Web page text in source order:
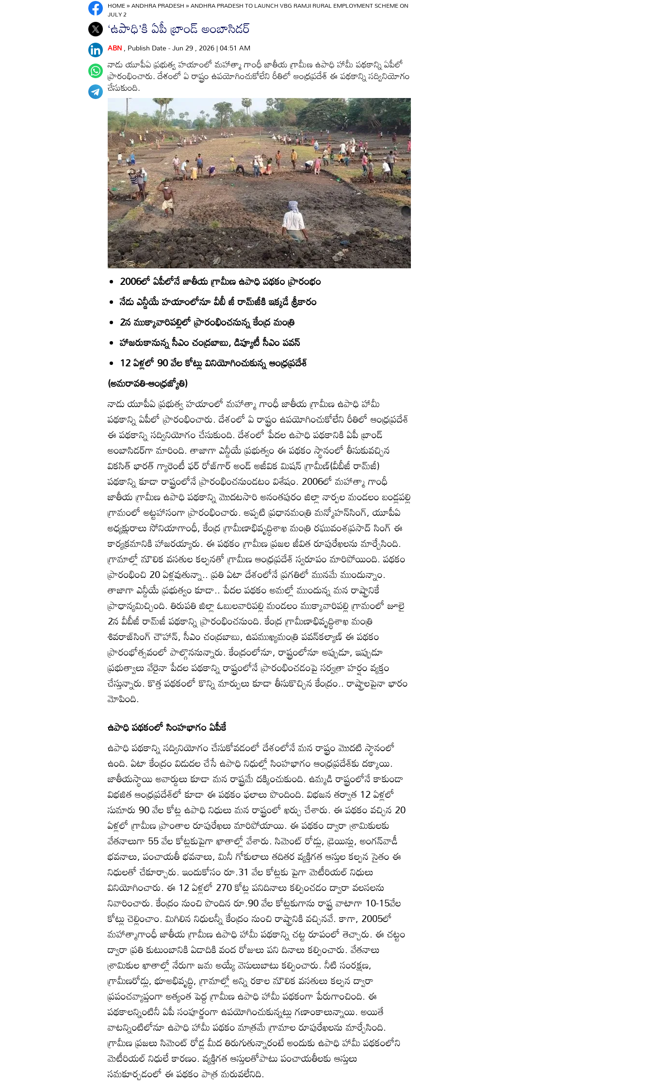
HOME»ANDHRA PRADESH»ANDHRA PRADESH TO LAUNCH VBG RAMJI RURAL EMPLOYMENT SCHEME ON
JULY 2
‘ఉపాధి’కి ఏపీ బ్రాండ్‌ అంబాసిడర్‌
ABN, Publish Date - Jun 29 , 2026 | 04:51 AM
నాడు యూపీఏ ప్రభుత్వ హయాంలో మహాత్మా గాంధీ జాతీయ గ్రామీణ ఉపాధి హామీ పథకాన్ని ఏపీలో
ప్రారంభించారు. దేశంలో ఏ రాష్ట్రం ఉపయోగించుకోలేని రీతిలో ఆంధ్రప్రదేశ్‌ ఈ పథకాన్ని సద్వినియోగం
చేసుకుంది.
2006లో ఏపీలోనే జాతీయ గ్రామీణ ఉపాధి పథకం ప్రారంభం
నేడు ఎన్డీయే హయాంలోనూ వీబీ జీ రామ్‌జీకి ఇక్కడే శ్రీకారం
2న ముక్కావారిపల్లిలో ప్రారంభించనున్న కేంద్ర మంత్రి
హాజరుకానున్న సీఎం చంద్రబాబు, డిప్యూటీ సీఎం పవన్‌
12 ఏళ్లలో 90 వేల కోట్లు వినియోగించుకున్న ఆంధ్రప్రదేశ్‌
(అమరావతి-ఆంధ్రజ్యోతి)
నాడు యూపీఏ ప్రభుత్వ హయాంలో మహాత్మా గాంధీ జాతీయ గ్రామీణ ఉపాధి హామీ
పథకాన్ని ఏపీలో ప్రారంభించారు. దేశంలో ఏ రాష్ట్రం ఉపయోగించుకోలేని రీతిలో ఆంధ్రప్రదేశ్‌
ఈ పథకాన్ని సద్వినియోగం చేసుకుంది. దేశంలో పేదల ఉపాధి పథకానికి ఏపీ బ్రాండ్‌
అంబాసిడర్‌గా మారింది. తాజాగా ఎన్డీయే ప్రభుత్వం ఈ పథకం స్థానంలో తీసుకువచ్చిన
వికసిత్‌ భారత్‌ గ్యారెంటీ ఫర్‌ రోజ్‌గార్‌ అండ్‌ అజీవిక మిషన్‌ గ్రామీణ్‌(వీబీజీ రామ్‌జీ)
పథకాన్ని కూడా రాష్ట్రంలోనే ప్రారంభించనుండటం విశేషం. 2006లో మహాత్మా గాంధీ
జాతీయ గ్రామీణ ఉపాధి పథకాన్ని మొదటసారి అనంతపురం జిల్లా నార్పల మండలం బండ్లపల్లి
గ్రామంలో అట్టహాసంగా ప్రారంభించారు. అప్పటి ప్రధానమంత్రి మన్మోహన్‌సింగ్‌, యూపీఏ
అధ్యక్షురాలు సోనియాగాంధీ, కేంద్ర గ్రామీణాభివృద్ధిశాఖ మంత్రి రఘువంశప్రసాద్‌ సింగ్‌ ఈ
కార్యక్రమానికి హాజరయ్యారు. ఈ పథకం గ్రామీణ ప్రజల జీవిత రూపురేఖలను మార్చేసింది.
గ్రామాల్లో మౌలిక వసతుల కల్పనతో గ్రామీణ ఆంధ్రప్రదేశ్‌ స్వరూపం మారిపోయింది. పథకం
ప్రారంభించి 20 ఏళ్లవుతున్నా.. ప్రతి ఏటా దేశంలోనే ప్రగతిలో మునమే ముందున్నాం.
తాజాగా ఎన్డీయే ప్రభుత్వం కూడా.. పేదల పథకం అమల్లో ముందున్న మన రాష్ట్రానికే
ప్రాధాన్యమిచ్చింది. తిరుపతి జిల్లా ఓబులవారిపల్లి మండలం ముక్కావారిపల్లి గ్రామంలో జూలై
2న వీబీజీ రామ్‌జీ పథకాన్ని ప్రారంభించనుంది. కేంద్ర గ్రామీణాభివృద్ధిశాఖ మంత్రి
శివరాజ్‌సింగ్‌ చౌహాన్‌, సీఎం చంద్రబాబు, ఉపముఖ్యమంత్రి పవన్‌కల్యాణ్‌ ఈ పథకం
ప్రారంభోత్సవంలో పాల్గొననున్నారు. కేంద్రంలోనూ, రాష్ట్రంలోనూ అప్పుడూ, ఇప్పుడూ
ప్రభుత్వాలు వేరైనా పేదల పథకాన్ని రాష్ట్రంలోనే ప్రారంభించడంపై సర్వత్రా హర్షం వ్యక్తం
చేస్తున్నారు. కొత్త పథకంలో కొన్ని మార్పులు కూడా తీసుకొచ్చిన కేంద్రం.. రాష్ట్రాలపైనా భారం
మోపింది.
ఉపాధి పథకంలో సింహభాగం ఏపీకే
ఉపాధి పథకాన్ని సద్వినియోగం చేసుకోవడంలో దేశంలోనే మన రాష్ట్రం మొదటి స్థానంలో
ఉంది. ఏటా కేంద్రం విడుదల చేసే ఉపాధి నిధుల్లో సింహభాగం ఆంధ్రప్రదేశ్‌కు దక్కాయి.
జాతీయస్థాయి అవార్డులు కూడా మన రాష్ట్రమే దక్కించుకుంది. ఉమ్మడి రాష్ట్రంలోనే కాకుండా
విభజిత ఆంధ్రప్రదేశ్‌లో కూడా ఈ పథకం ఫలాలు పొందింది. విభజన తర్వాత 12 ఏళ్లలో
సుమారు 90 వేల కోట్ల ఉపాధి నిధులు మన రాష్ట్రంలో ఖర్చు చేశారు. ఈ పథకం వచ్చిన 20
ఏళ్లలో గ్రామీణ ప్రాంతాల రూపురేఖలు మారిపోయాయి. ఈ పథకం ద్వారా శ్రామికులకు
వేతనాలుగా 55 వేల కోట్లకుపైగా ఖాతాల్లో వేశారు. సిమెంట్‌ రోడ్లు, డ్రెయిన్లు, అంగన్‌వాడీ
భవనాలు, పంచాయతీ భవనాలు, మినీ గోకులాలు తదితర వ్యక్తిగత ఆస్తుల కల్పన సైతం ఈ
నిధులతో చేకూర్చారు. ఇందుకోసం రూ.31 వేల కోట్లకు పైగా మెటీరియల్‌ నిధులు
వినియోగించారు. ఈ 12 ఏళ్లలో 270 కోట్ల పనిదినాలు కల్పించడం ద్వారా వలసలను
నివారించారు. కేంద్రం నుంచి పొందిన రూ.90 వేల కోట్లకుగాను రాష్ట్ర వాటాగా 10-15వేల
కోట్లు చెల్లించాం. మిగిలిన నిధులన్నీ కేంద్రం నుంచి రాష్ట్రానికి వచ్చినవే. కాగా, 2005లో
మహాత్మాగాంధీ జాతీయ గ్రామీణ ఉపాధి హామీ పథకాన్ని చట్ట రూపంలో తెచ్చారు. ఈ చట్టం
ద్వారా ప్రతి కుటుంబానికి ఏడాదికి వంద రోజులు పని దినాలు కల్పించారు. వేతనాలు
శ్రామికుల ఖాతాల్లో నేరుగా జమ అయ్యే వెసులుబాటు కల్పించారు. నీటి సంరక్షణ,
గ్రామీణరోడ్లు, భూఅభివృద్ధి, గ్రామాల్లో అన్ని రకాల మౌలిక వసతులు కల్పన ద్వారా
ప్రపంచవ్యాప్తంగా అత్యంత పెద్ద గ్రామీణ ఉపాధి హామీ పథకంగా పేరుగాంచింది. ఈ
పథకాలన్నింటినీ ఏపీ సంపూర్ణంగా ఉపయోగించుకున్నట్లు గణాంకాలున్నాయి. అయితే
వాటన్నింటిలోనూ ఉపాధి హామీ పథకం మాత్రమే గ్రామాల రూపురేఖలను మార్చేసింది.
గ్రామీణ ప్రజలు సిమెంట్‌ రోడ్ల మీద తిరుగుతున్నారంటే అందుకు ఉపాధి హామీ పథకంలోని
మెటీరియల్‌ నిధులే కారణం. వ్యక్తిగత ఆస్తులతోపాటు పంచాయతీలకు ఆస్తులు
సమకూర్చడంలో ఈ పథకం పాత్ర మరువలేనిది.